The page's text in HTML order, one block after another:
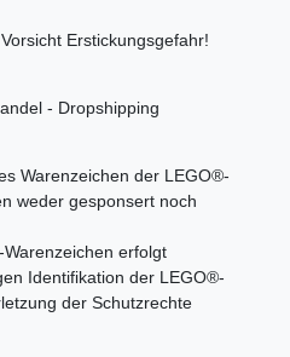
Erstickungsgefahr!
- Dropshipping
Warenzeichen der LEGO®-
weder gesponsert noch
erfolgt
Identifikation der LEGO®-
der Schutzrechte